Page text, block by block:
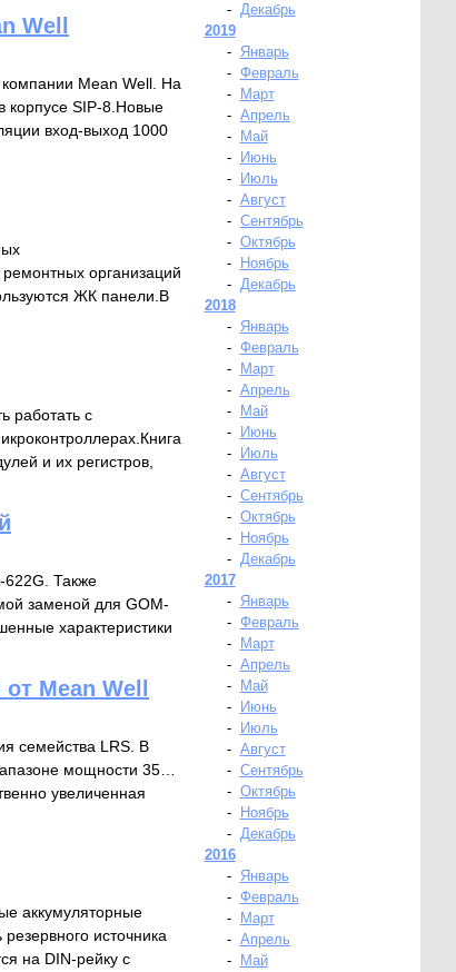
Well
Mean Well. На
корпусе SIP-8.Новые
вход-выход 1000
ремонтных организаций
ЖК панели.В
работать с
и их регистров,
622G. Также
заменой для GOM-
характеристики
Mean Well
семейства LRS. В
мощности 35…
увеличенная
аккумуляторные
источника
на DIN-рейку с
- Декабрь
2019
-
Январь
- Февраль
-
Март
- Апрель
-
Май
-
Июнь
-
Июль
- Август
- Сентябрь
- Октябрь
-
Ноябрь
- Декабрь
2018
-
Январь
- Февраль
-
Март
- Апрель
-
Май
-
Июнь
-
Июль
- Август
- Сентябрь
- Октябрь
-
Ноябрь
- Декабрь
2017
-
Январь
- Февраль
-
Март
- Апрель
-
Май
-
Июнь
-
Июль
- Август
- Сентябрь
- Октябрь
-
Ноябрь
- Декабрь
2016
-
Январь
- Февраль
-
Март
- Апрель
-
Май